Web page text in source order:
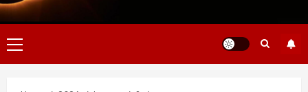
Primary
Menu